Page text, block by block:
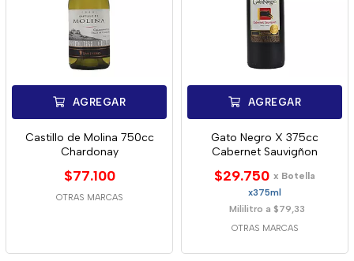
AGREGAR
Castillo de Molina 750cc
Chardonay
$77.100
OTRAS MARCAS
AGREGAR
Gato Negro X 375cc
Cabernet Sauvigñon
$29.750 x Botella
x375ml
Mililitro a $79,33
OTRAS MARCAS